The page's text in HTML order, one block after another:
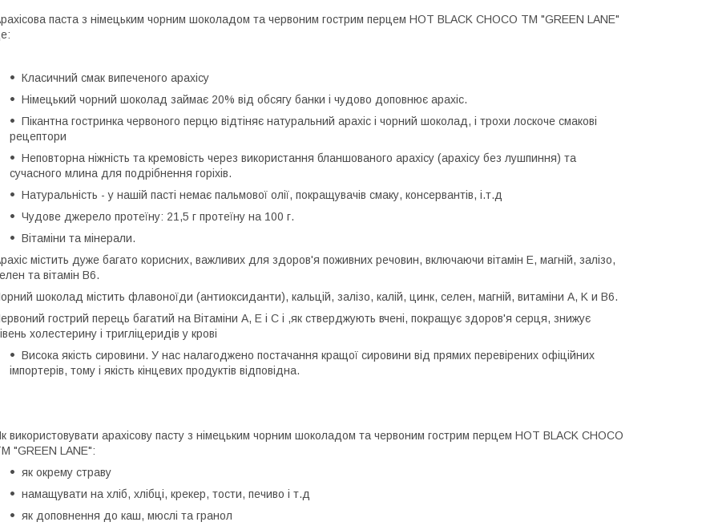
паста з німецьким чорним шоколадом та червоним гострим перцем HOT BLACK CHOCO ТМ "GREEN LANE"
Класичний смак випеченого арахісу
Німецький чорний шоколад займає 20% від обсягу банки і чудово доповнює арахіс.
Пікантна гостринка червоного перцю відтіняє натуральний арахіс і чорний шоколад, і трохи лоскоче смакові
рецептори
Неповторна ніжність та кремовість через використання бланшованого арахісу (арахісу без лушпиння) та
сучасного млина для подрібнення горіхів.
Натуральність - у нашій пасті немає пальмової олії, покращувачів смаку, консервантів, і.т.д
Чудове джерело протеїну: 21,5 г протеїну на 100 г.
Вітаміни та мінерали.
містить дуже багато корисних, важливих для здоров'я поживних речовин, включаючи вітамін Е, магній, залізо,
та вітамін В6.
шоколад містить флавоноїди (антиоксиданти), кальцій, залізо, калій, цинк, селен, магній, витаміни А, K и B6.
гострий перець багатий на Вітаміни А, Е і С і ,як стверджують вчені, покращує здоров'я серця, знижує
холестерину і тригліцеридів у крові
Висока якість сировини. У нас налагоджено постачання кращої сировини від прямих перевірених офіційних
імпортерів, тому і якість кінцевих продуктів відповідна.
використовувати арахісову пасту з німецьким чорним шоколадом та червоним гострим перцем HOT BLACK CHOCO
"GREEN LANE":
як окрему страву
намащувати на хліб, хлібці, крекер, тости, печиво і т.д
як доповнення до каш, мюслі та гранол